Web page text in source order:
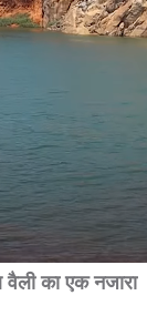
का एक नजारा